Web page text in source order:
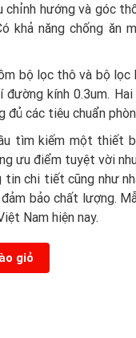
chỉnh hướng và góc
khả năng chống ăn
bộ lọc thô và bộ lọc
đường kính 0.3um.
đủ các tiêu chuẩn
tìm kiếm một thiết
ưu điểm tuyệt vời
chi tiết cũng như
bảo chất lượng.
Nam hiện nay.
giỏ